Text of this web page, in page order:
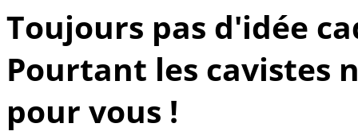
Toujours pas d'idée
Pourtant les cavistes
pour vous !